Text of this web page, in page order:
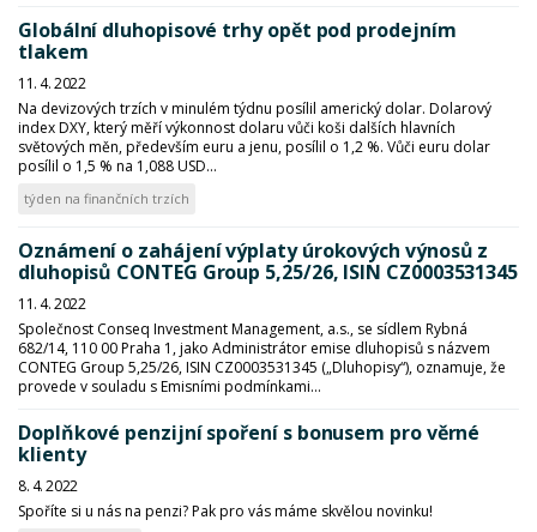
Globální dluhopisové trhy opět pod prodejním
tlakem
11. 4. 2022
Na devizových trzích v minulém týdnu posílil americký dolar. Dolarový
index DXY, který měří výkonnost dolaru vůči koši dalších hlavních
světových měn, především euru a jenu, posílil o 1,2 %. Vůči euru dolar
posílil o 1,5 % na 1,088 USD...
týden na finančních trzích
Oznámení o zahájení výplaty úrokových výnosů z
dluhopisů CONTEG Group 5,25/26, ISIN CZ0003531345
11. 4. 2022
Společnost Conseq Investment Management, a.s., se sídlem Rybná
682/14, 110 00 Praha 1, jako Administrátor emise dluhopisů s názvem
CONTEG Group 5,25/26, ISIN CZ0003531345 („Dluhopisy“), oznamuje, že
provede v souladu s Emisními podmínkami...
Doplňkové penzijní spoření s bonusem pro věrné
klienty
8. 4. 2022
Spoříte si u nás na penzi? Pak pro vás máme skvělou novinku!